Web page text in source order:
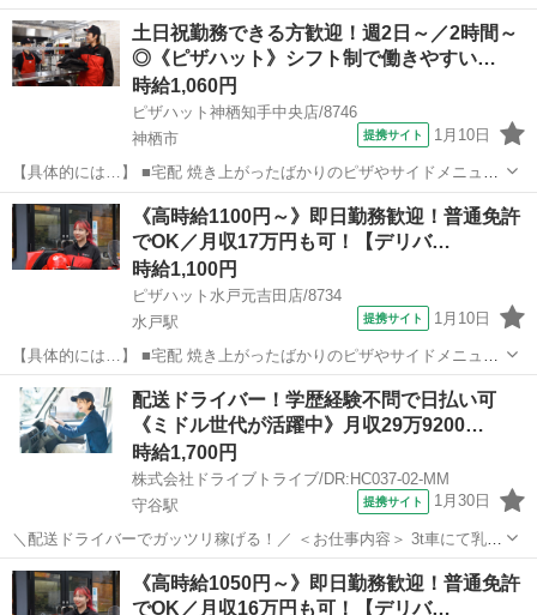
を、 美味しくお客様に召し上がっていただくために安全運転で商品を
お届けします。 ①地図で住所とルートをチェック ②オーダーシートに
記載のある商品を保温バッグに...
茨城 つくば市 つくば駅 デリバリー
土日祝勤務できる方歓迎！週2日～／2時間～
◎《ピザハット》シフト制で働きやすい…
時給1,060円
ピザハット神栖知手中央店/8746
神栖市
提携サイト 1月10日
【具体的には…】 ■宅配 焼き上がったばかりのピザやサイドメニュー
を、 美味しくお客様に召し上がっていただくために安全運転で商品を
お届けします。 ①地図で住所とルートをチェック ②オーダーシートに
記載のある商品を保温バッグに...
茨城 神栖市 デリバリー
《高時給1100円～》即日勤務歓迎！普通免許
でOK／月収17万円も可！【デリバ…
時給1,100円
ピザハット水戸元吉田店/8734
水戸駅
提携サイト 1月10日
【具体的には…】 ■宅配 焼き上がったばかりのピザやサイドメニュー
を、 美味しくお客様に召し上がっていただくために安全運転で商品を
お届けします。 ①地図で住所とルートをチェック ②オーダーシートに
記載のある商品を保温バッグに...
茨城 水戸市 水戸駅 デリバリー
配送ドライバー！学歴経験不問で日払い可
《ミドル世代が活躍中》月収29万9200…
時給1,700円
株式会社ドライブトライブ/DR:HC037-02-MM
守谷駅
提携サイト 1月30日
＼配送ドライバーでガッツリ稼げる！／ ＜お仕事内容＞ 3t車にて乳製
品の配送業務 ■車種・内容：DR:3t＋作業 ■商品：食品 ■配送先：セン
ター ■配送件数：1～2件 ＜必須資格＞ 準中型免許(限定解除済
み)MT ...
茨城 守谷市 守谷駅 デリバリー
《高時給1050円～》即日勤務歓迎！普通免許
でOK／月収16万円も可！【デリバ…